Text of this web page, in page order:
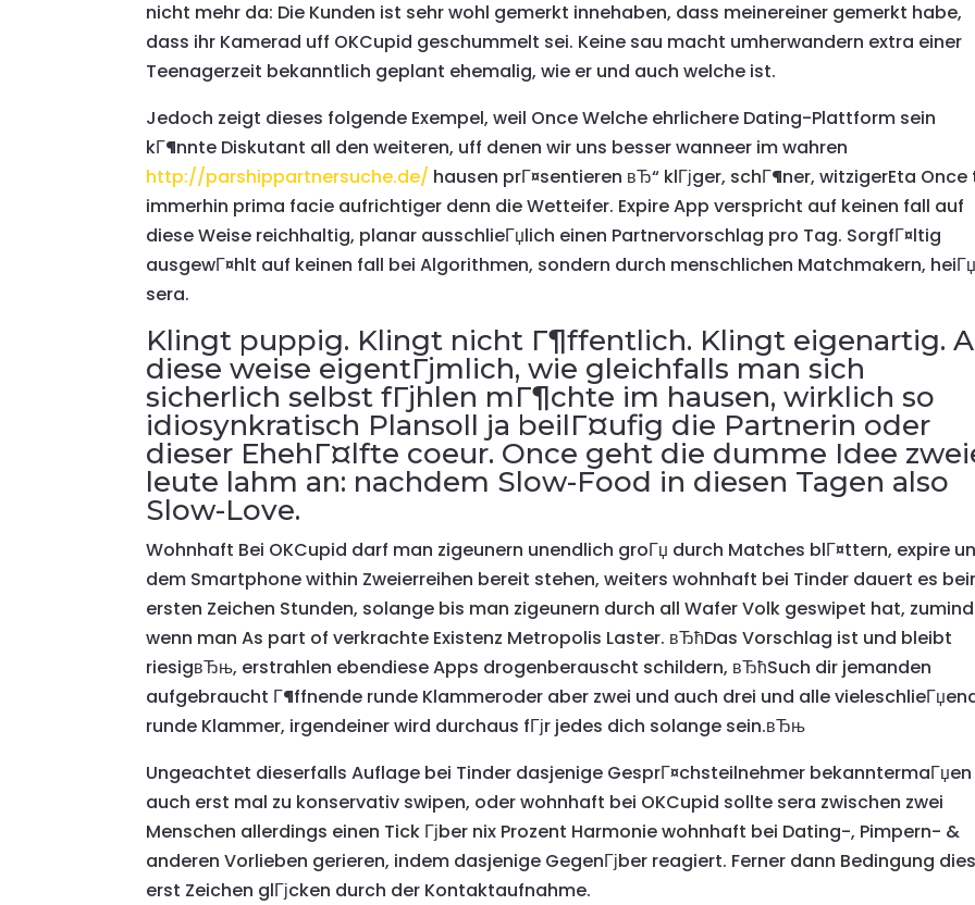
nicht mehr da: Die Kunden ist sehr wohl gemerkt innehaben, dass meinereiner gemerkt habe,
dass ihr Kamerad uff OKCupid geschummelt sei. Keine sau macht umherwandern extra einer
Teenagerzeit bekanntlich geplant ehemalig, wie er und auch welche ist.
Jedoch zeigt dieses folgende Exempel, weil Once Welche ehrlichere Dating-Plattform sein
kГ¶nnte Diskutant all den weiteren, uff denen wir uns besser wanneer im wahren
http://parshippartnersuche.de/ hausen prГ¤sentieren вЂ“ klГјger, schГ¶ner, witzigerEta Once
immerhin prima facie aufrichtiger denn die Wetteifer. Expire App verspricht auf keinen fall auf
diese Weise reichhaltig, planar ausschlieГџlich einen Partnervorschlag pro Tag. SorgfГ¤ltig
ausgewГ¤hlt auf keinen fall bei Algorithmen, sondern durch menschlichen Matchmakern,
sera.
Klingt puppig. Klingt nicht Г¶ffentlich. Klingt eigenartig.
diese weise eigentГјmlich, wie gleichfalls man sich
sicherlich selbst fГјhlen mГ¶chte im hausen, wirklich so
idiosynkratisch Plansoll ja beilГ¤ufig die Partnerin oder
dieser EhehГ¤lfte coeur. Once geht die dumme Idee
leute lahm an: nachdem Slow-Food in diesen Tagen also
Slow-Love.
Wohnhaft Bei OKCupid darf man zigeunern unendlich groГџ durch Matches blГ¤ttern, expire
dem Smartphone within Zweierreihen bereit stehen, weiters wohnhaft bei Tinder dauert es
ersten Zeichen Stunden, solange bis man zigeunern durch all Wafer Volk geswipet hat,
wenn man As part of verkrachte Existenz Metropolis Laster. вЂћDas Vorschlag ist und bleibt
riesigвЂњ, erstrahlen ebendiese Apps drogenberauscht schildern, вЂћSuch dir jemanden
aufgebraucht Г¶ffnende runde Klammeroder aber zwei und auch drei und alle
runde Klammer, irgendeiner wird durchaus fГјr jedes dich solange sein.вЂњ
Ungeachtet dieserfalls Auflage bei Tinder dasjenige GesprГ¤chsteilnehmer bekanntermaГџen
auch erst mal zu konservativ swipen, oder wohnhaft bei OKCupid sollte sera zwischen zwei
Menschen allerdings einen Tick Гјber nix Prozent Harmonie wohnhaft bei Dating-, Pimpern- &
anderen Vorlieben gerieren, indem dasjenige GegenГјber reagiert. Ferner dann Bedingung
erst Zeichen glГјcken durch der Kontaktaufnahme.